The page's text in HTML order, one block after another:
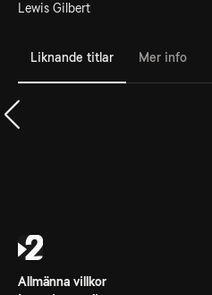
Lewis Gilbert
Liknande titlar Mer info
Allmänna villkor